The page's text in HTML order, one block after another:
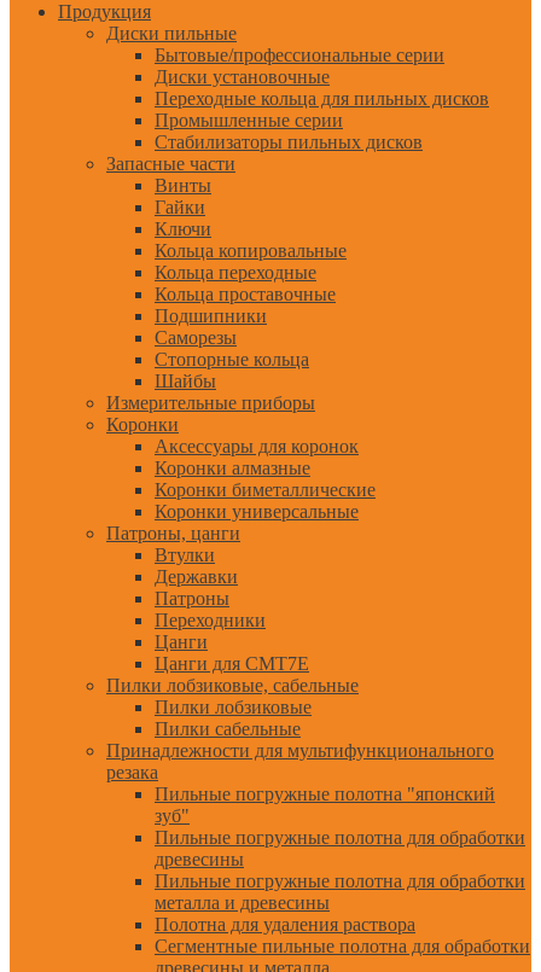
Продукция
Диски пильные
Бытовые/профессиональные серии
Диски установочные
Переходные кольца для пильных дисков
Промышленные серии
Стабилизаторы пильных дисков
Запасные части
Винты
Гайки
Ключи
Кольца копировальные
Кольца переходные
Кольца проставочные
Подшипники
Саморезы
Стопорные кольца
Шайбы
Измерительные приборы
Коронки
Аксессуары для коронок
Коронки алмазные
Коронки биметаллические
Коронки универсальные
Патроны, цанги
Втулки
Державки
Патроны
Переходники
Цанги
Цанги для CMT7E
Пилки лобзиковые, сабельные
Пилки лобзиковые
Пилки сабельные
Принадлежности для мультифункционального
резака
Пильные погружные полотна "японский
зуб"
Пильные погружные полотна для обработки
древесины
Пильные погружные полотна для обработки
металла и древесины
Полотна для удаления раствора
Сегментные пильные полотна для обработки
древесины и металла